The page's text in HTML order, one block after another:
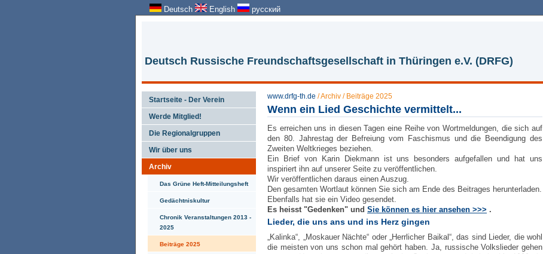
Deutsch English русский
Deutsch Russische Freundschaftsgesellschaft in Thüringen e.V. (DRFG)
Startseite - Der Verein
Werde Mitglied!
Die Regionalgruppen
Wir über uns
Archiv
Das Grüne Heft-Mitteilungsheft
Gedächtniskultur
Chronik Veranstaltungen 2013 -
2025
Beiträge 2025
www.drfg-th.de /Archiv / Beiträge 2025
Wenn ein Lied Geschichte vermittelt...
Es erreichen uns in diesen Tagen eine Reihe von Wortmeldungen, die sich auf
den 80. Jahrestag der Befreiung vom Faschismus und die Beendigung des
Zweiten Weltkrieges beziehen.
Ein Brief von Karin Diekmann ist uns besonders aufgefallen und hat uns
inspiriert ihn auf unserer Seite zu veröffentlichen.
Wir veröffentlichen daraus einen Auszug.
Den gesamten Wortlaut können Sie sich am Ende des Beitrages herunterladen.
Ebenfalls hat sie ein Video gesendet.
Es heisst "Gedenken" und Sie können es hier ansehen >>> .
Lieder, die uns ans und ins Herz gingen
„Kalinka“, „Moskauer Nächte“ oder „Herrlicher Baikal“, das sind Lieder, die wohl
die meisten von uns schon mal gehört haben. Ja, russische Volkslieder gehen